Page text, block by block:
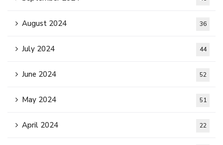
August 2024 36
July 2024 44
June 2024 52
May 2024 51
April 2024 22